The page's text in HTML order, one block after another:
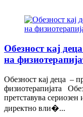
Обезност кај
на
Обезност кај деца –
физиотерапијата
претставува сериозен
директно вли�...